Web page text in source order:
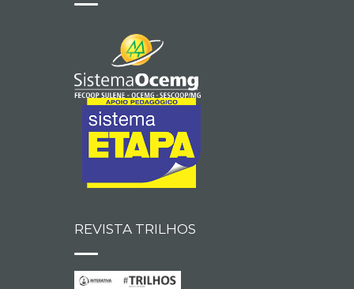
REVISTA TRILHOS